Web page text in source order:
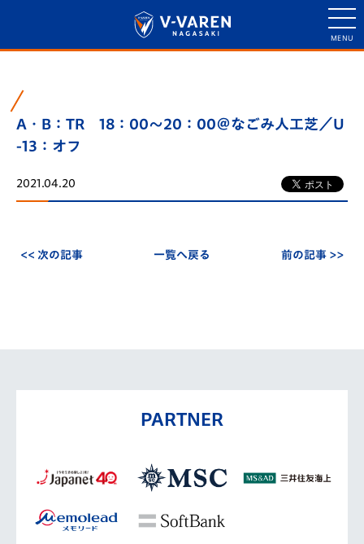
A・B：TR 18：00～20：00＠なごみ人工芝／U
-13：オフ
2021.04.20
<< 次の記事 一覧へ戻る 前の記事 >>
PARTNER